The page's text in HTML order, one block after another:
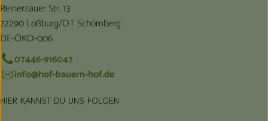
Reinerzauer Str. 13
72290 Loßburg/OT Schömberg
DE-ÖKO-006
07446-916047
info@hof-bauern-hof.de
HIER KANNST DU UNS FOLGEN